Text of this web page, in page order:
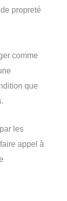
propreté
comme
que
les
appel à